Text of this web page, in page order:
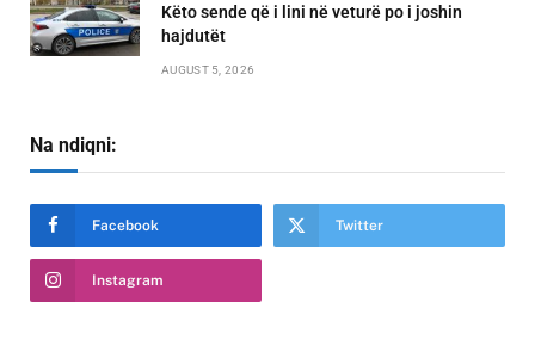
Këto sende që i lini në veturë po i joshin
hajdutët
AUGUST 5, 2026
Na ndiqni:
Facebook Twitter
Instagram